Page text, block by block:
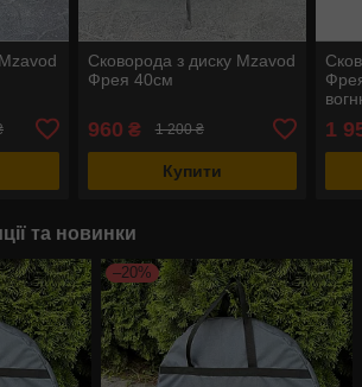
Сковорода з диску Mzavod
Фрея 40см
960 ₴ 1 200 ₴
Купити
1
та новинки
–20%